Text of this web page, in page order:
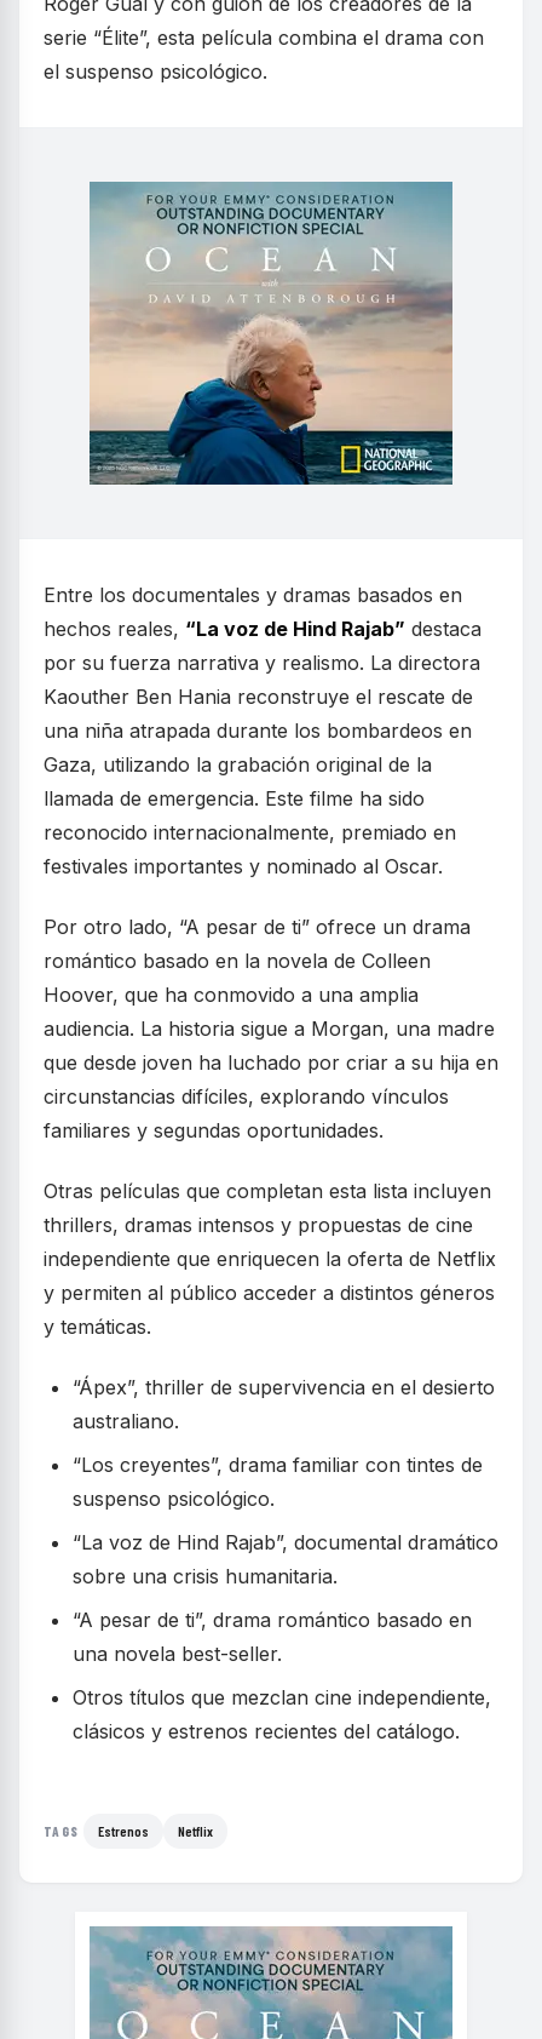
serie “Élite”, esta película combina el drama con
el suspenso psicológico.
Entre los documentales y dramas basados en
hechos reales, “La voz de Hind Rajab” destaca
por su fuerza narrativa y realismo. La directora
Kaouther Ben Hania reconstruye el rescate de
una niña atrapada durante los bombardeos en
Gaza, utilizando la grabación original de la
llamada de emergencia. Este filme ha sido
reconocido internacionalmente, premiado en
festivales importantes y nominado al Oscar.
Por otro lado, “A pesar de ti” ofrece un drama
romántico basado en la novela de Colleen
Hoover, que ha conmovido a una amplia
audiencia. La historia sigue a Morgan, una madre
que desde joven ha luchado por criar a su hija en
circunstancias difíciles, explorando vínculos
familiares y segundas oportunidades.
Otras películas que completan esta lista incluyen
thrillers, dramas intensos y propuestas de cine
independiente que enriquecen la oferta de Netflix
y permiten al público acceder a distintos géneros
y temáticas.
“Ápex”, thriller de supervivencia en el desierto
australiano.
“Los creyentes”, drama familiar con tintes de
suspenso psicológico.
“La voz de Hind Rajab”, documental dramático
sobre una crisis humanitaria.
“A pesar de ti”, drama romántico basado en
una novela best-seller.
Otros títulos que mezclan cine independiente,
clásicos y estrenos recientes del catálogo.
TAGS Estrenos Netflix